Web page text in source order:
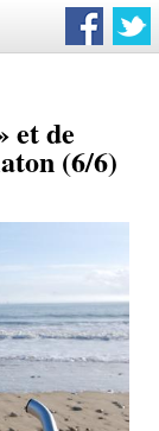
et de
(6/6)